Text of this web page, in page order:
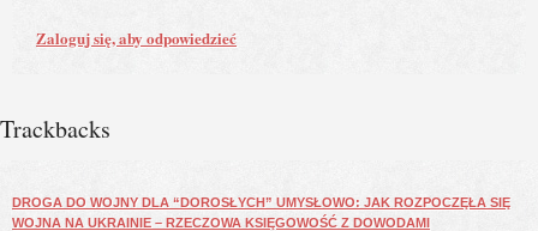
Zaloguj się, aby odpowiedzieć
Trackbacks
DROGA DO WOJNY DLA “DOROSŁYCH” UMYSŁOWO: JAK ROZPOCZĘŁA SIĘ
WOJNA NA UKRAINIE – RZECZOWA KSIĘGOWOŚĆ Z DOWODAMI